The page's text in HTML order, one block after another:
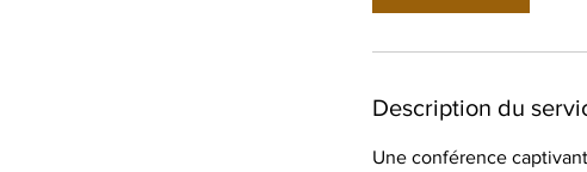
Description du
Une conférence